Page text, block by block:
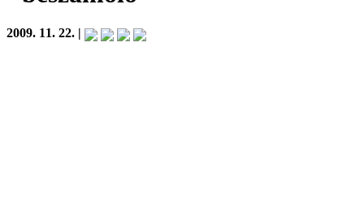
2009. 11. 22. |